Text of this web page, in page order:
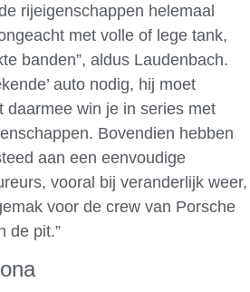
rijeigenschappen helemaal
met volle of lege tank,
banden”, aldus Laudenbach.
auto nodig, hij moet
daarmee win je in series met
Bovendien hebben
aan een eenvoudige
vooral bij veranderlijk weer,
voor de crew van Porsche
de pit.”